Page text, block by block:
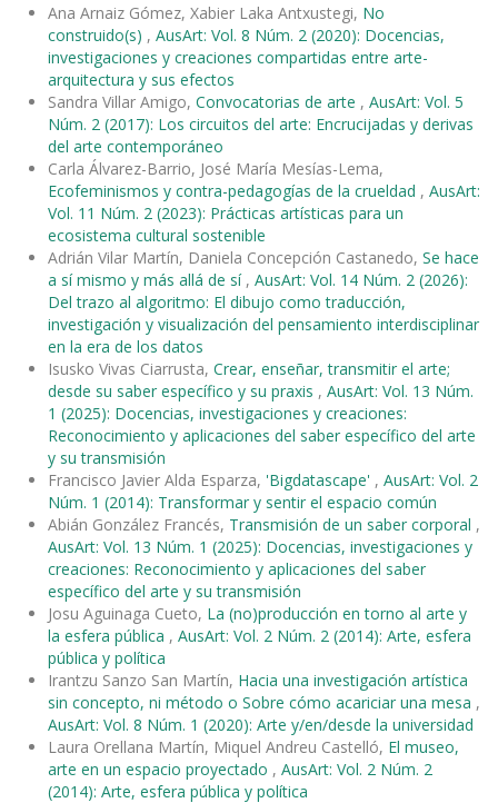
Ana Arnaiz Gómez, Xabier Laka Antxustegi, No
construido(s) , AusArt: Vol. 8 Núm. 2 (2020): Docencias,
investigaciones y creaciones compartidas entre arte-
arquitectura y sus efectos
Sandra Villar Amigo, Convocatorias de arte , AusArt: Vol. 5
Núm. 2 (2017): Los circuitos del arte: Encrucijadas y derivas
del arte contemporáneo
Carla Álvarez-Barrio, José María Mesías-Lema,
Ecofeminismos y contra-pedagogías de la crueldad , AusArt:
Vol. 11 Núm. 2 (2023): Prácticas artísticas para un
ecosistema cultural sostenible
Adrián Vilar Martín, Daniela Concepción Castanedo, Se hace
a sí mismo y más allá de sí , AusArt: Vol. 14 Núm. 2 (2026):
Del trazo al algoritmo: El dibujo como traducción,
investigación y visualización del pensamiento interdisciplinar
en la era de los datos
Isusko Vivas Ciarrusta, Crear, enseñar, transmitir el arte;
desde su saber específico y su praxis , AusArt: Vol. 13 Núm.
1 (2025): Docencias, investigaciones y creaciones:
Reconocimiento y aplicaciones del saber específico del arte
y su transmisión
Francisco Javier Alda Esparza, 'Bigdatascape' , AusArt: Vol. 2
Núm. 1 (2014): Transformar y sentir el espacio común
Abián González Francés, Transmisión de un saber corporal ,
AusArt: Vol. 13 Núm. 1 (2025): Docencias, investigaciones y
creaciones: Reconocimiento y aplicaciones del saber
específico del arte y su transmisión
Josu Aguinaga Cueto, La (no)producción en torno al arte y
la esfera pública , AusArt: Vol. 2 Núm. 2 (2014): Arte, esfera
pública y política
Irantzu Sanzo San Martín, Hacia una investigación artística
sin concepto, ni método o Sobre cómo acariciar una mesa ,
AusArt: Vol. 8 Núm. 1 (2020): Arte y/en/desde la universidad
Laura Orellana Martín, Miquel Andreu Castelló, El museo,
arte en un espacio proyectado , AusArt: Vol. 2 Núm. 2
(2014): Arte, esfera pública y política